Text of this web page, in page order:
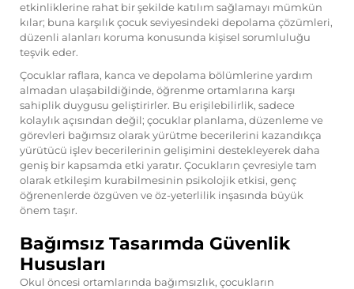
etkinliklerine rahat bir şekilde katılım sağlamayı mümkün
kılar; buna karşılık çocuk seviyesindeki depolama çözümleri,
düzenli alanları koruma konusunda kişisel sorumluluğu
teşvik eder.
Çocuklar raflara, kanca ve depolama bölümlerine yardım
almadan ulaşabildiğinde, öğrenme ortamlarına karşı
sahiplik duygusu geliştirirler. Bu erişilebilirlik, sadece
kolaylık açısından değil; çocuklar planlama, düzenleme ve
görevleri bağımsız olarak yürütme becerilerini kazandıkça
yürütücü işlev becerilerinin gelişimini destekleyerek daha
geniş bir kapsamda etki yaratır. Çocukların çevresiyle tam
olarak etkileşim kurabilmesinin psikolojik etkisi, genç
öğrenenlerde özgüven ve öz-yeterlilik inşasında büyük
önem taşır.
Bağımsız Tasarımda Güvenlik
Hususları
Okul öncesi ortamlarında bağımsızlık, çocukların